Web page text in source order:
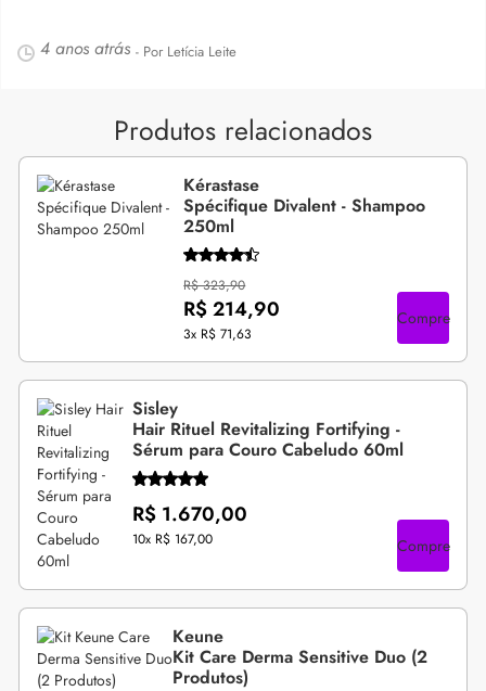
4 anos atrás - Por Letícia Leite
Produtos relacionados
Kérastase
Spécifique Divalent - Shampoo
250ml
R$ 323,90
R$ 214,90
3x R$ 71,63
Compre
Sisley
Hair Rituel Revitalizing Fortifying -
Sérum para Couro Cabeludo 60ml
R$ 1.670,00
10x R$ 167,00 Compre
Keune
Kit Care Derma Sensitive Duo (2
Produtos)